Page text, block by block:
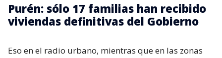
Purén: sólo 17 familias han recibido
viviendas definitivas del Gobierno
Eso en el radio urbano, mientras que en las zonas